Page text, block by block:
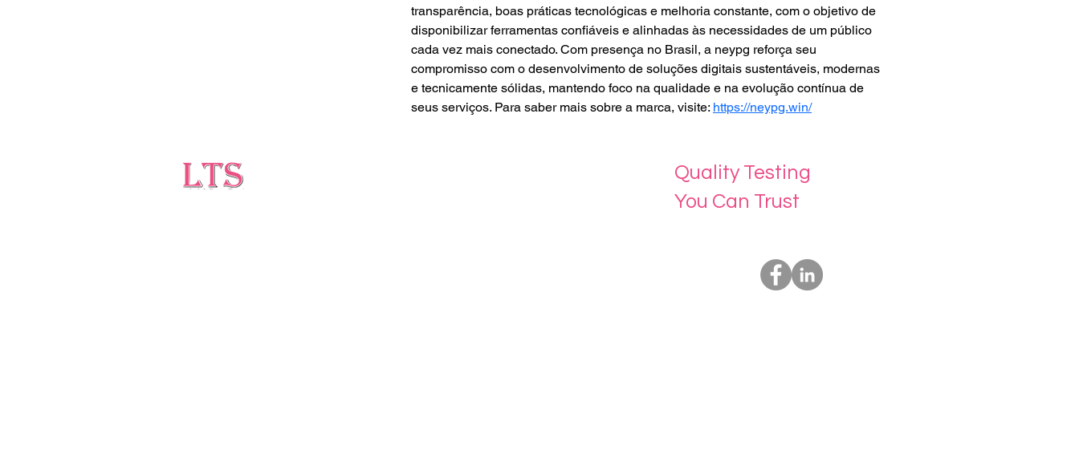
transparência, boas práticas tecnológicas e melhoria constante, com o objetivo de
disponibilizar ferramentas confiáveis e alinhadas às necessidades de um público
cada vez mais conectado. Com presença no Brasil, a neypg reforça seu
compromisso com o desenvolvimento de soluções digitais sustentáveis, modernas
e tecnicamente sólidas, mantendo foco na qualidade e na evolução contínua de
seus serviços. Para saber mais sobre a marca, visite: https://neypg.win/
Quality Testing
You Can Trust